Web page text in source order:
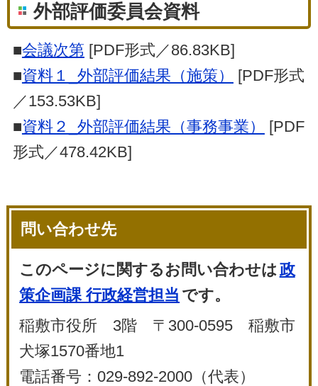
外部評価委員会資料
■会議次第 [PDF形式／86.83KB]
■資料１_外部評価結果（施策）
[PDF形式
／153.53KB]
■資料２_外部評価結果（事務事業）
[PDF
形式／478.42KB]
問い合わせ先
このページに関するお問い合わせは 政
策企画課 行政経営担当 です。
稲敷市役所 3階 〒300-0595 稲敷市
犬塚1570番地1
電話番号：029-892-2000（代表）